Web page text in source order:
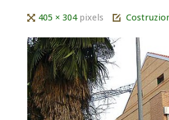
Tutta405 × 304 pixels